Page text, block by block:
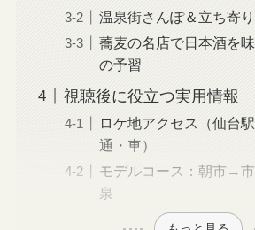
温泉街さんぽ＆立ち寄
蕎麦の名店で日本酒を
の予習
視聴後に役立つ実用情報
ロケ地アクセス（仙台
通・車）
モデルコース：朝市→
泉